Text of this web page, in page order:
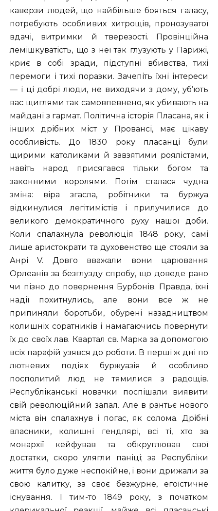
каверзи людей, що найбільше бояться галасу,
потребують особливих хитрощів, пронозуватої
вдачі, витримки й тверезості. Провінційна
лемішкуватість, що з неї так глузують у Парижі,
криє в собі зради, підступні вбивства, тихі
перемоги і тихі поразки. Зачепіть їхні інтереси
— і ці добрі люди, не виходячи з дому, уб’ють
вас щиглями так самовпевнено, як убивають на
майдані з гармат. Політична історія Пласана, як і
інших дрібних міст у Провансі, має цікаву
особливість. До 1830 року пласанці були
щирими католиками й завзятими роялістами,
навіть народ присягався тільки богом та
законними королями. Потім сталася чудна
зміна: віра згасла, робітники та буржуа
відкинулися легітимістів і прилучилися до
великого демократичного руху нашої доби.
Коли спалахнула революція 1848 року, самі
лише аристократи та духовенство ще стояли за
Анрі V. Довго вважали вони царювання
Орлеанів за безглузду спробу, що доведе рано
чи пізно до повернення Бурбонів. Правда, їхні
надії похитнулись, але вони все ж не
припиняли боротьби, обурені назадництвом
колишніх соратників і намагаючись повернути
їх до своїх лав. Квартал св. Марка за допомогою
всіх парафій узявся до роботи. В перші ж дні по
лютневих подіях буржуазія й особливо
посполитий люд не тямилися з радощів.
Республіканські новачки поспішали виявити
свій революційний запал. Але в рантьє нового
міста він спалахнув і погас, як солома. Дрібні
власники, колишні гендлярі, всі ті, хто за
монархії кейфував та обкруглював свої
достатки, скоро улягли паніці; за Республіки
життя було дуже неспокійне, і вони дрижали за
свою калитку, за своє безжурне, егоїстичне
існування. І тим-то 1849 року, з початком